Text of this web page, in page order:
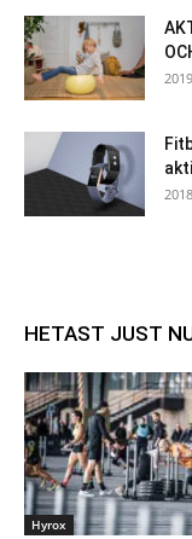
HETAST JUST
Hyrox